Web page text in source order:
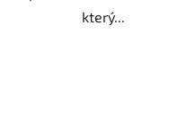
který...